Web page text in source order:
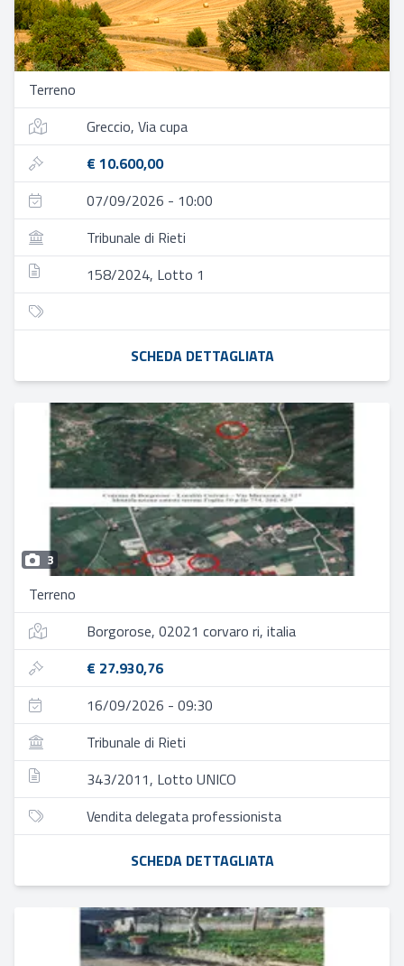
Terreno
Greccio, Via cupa
€ 10.600,00
07/09/2026 - 10:00
Tribunale di Rieti
158/2024, Lotto 1
SCHEDA DETTAGLIATA
3
Terreno
Borgorose, 02021 corvaro ri, italia
€ 27.930,76
16/09/2026 - 09:30
Tribunale di Rieti
343/2011, Lotto UNICO
Vendita delegata professionista
SCHEDA DETTAGLIATA